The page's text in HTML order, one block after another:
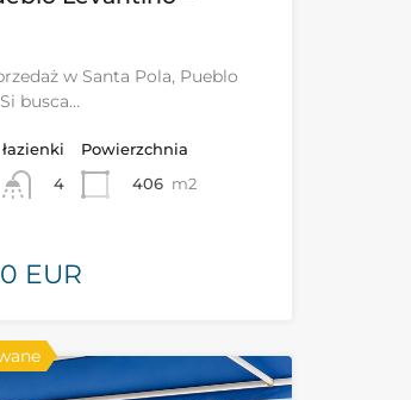
w Santa Pola, Pueblo
busca…
łazienki
4
Powierzchnia
406 m2
EUR